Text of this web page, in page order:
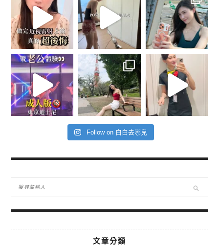
Follow on 白白去哪兒
文章分類